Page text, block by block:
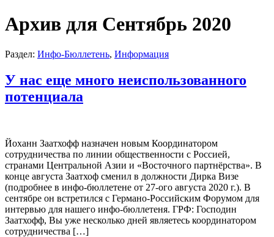
Архив для Сентябрь 2020
Раздел: Инфо-Бюллетень, Информация
У нас еще много неиспользованного
потенциала
Йоханн Заатхофф назначен новым Координатором
сотрудничества по линии общественности с Россией,
странами Центральной Азии и «Восточного партнёрства». В
конце августа Заатхоф сменил в должности Дирка Визе
(подробнее в инфо-бюллетене от 27-ого августа 2020 г.). В
сентябре он встретился с Германо-Российским Форумом для
интервью для нашего инфо-бюллетеня. ГРФ: Господин
Заатхофф, Вы уже несколько дней являетесь координатором
сотрудничества […]